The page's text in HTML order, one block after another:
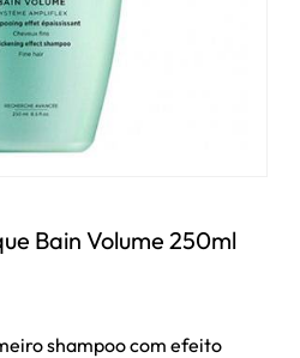
Bain Volume 250ml
shampoo com efeito